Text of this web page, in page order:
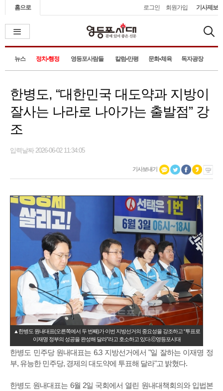
홈으로 로그인 회원가입 기사제보
뉴스 정치•행정 영등포사람들 칼럼•만평 문화•체육 독자광장
한병도, “대한민국 대도약과 지방이
잘사는 나라로 나아가는 출발점” 강
조
입력날짜 2026-06-02 11:34:05
기사보내기
▲한병도 원내대표(오른쪽에서 두 번째)가 이번 지방선거의 중요성을 강조하고 “투표로
이재명 정부의 성공을 완성해 달라”라고 호소하고 있다.ⓒ영등포시대
한병도 민주당 원내대표는 6.3 지방선거에서 "일 잘하는 이재명 정
부, 유능한 민주당, 경제의 대도약에 투표해 달라"고 밝혔다.
한병도 원내대표는 6월 2일 국회에서 열린 원내대책회의와 입법본